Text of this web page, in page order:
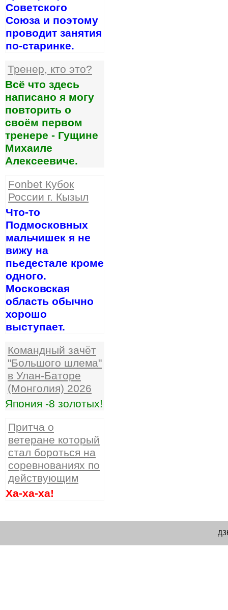
Советского
Союза и поэтому
проводит занятия
по-старинке.
Тренер, кто это?
Всё что здесь
написано я могу
повторить о
своём первом
тренере - Гущине
Михаиле
Алексеевиче.
Fonbet Кубок
России г. Кызыл
Что-то
Подмосковных
мальчишек я не
вижу на
пьедестале кроме
одного.
Московская
область обычно
хорошо
выступает.
Командный зачёт
"Большого шлема"
в Улан-Баторе
(Монголия) 2026
Япония -8 золотых!
Притча о
ветеране который
стал бороться на
соревнованиях по
действующим
Ха-ха-ха!